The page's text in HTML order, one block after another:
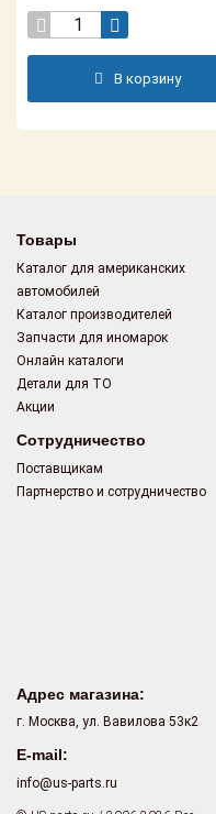
Как оформить
В корзину
Товары
Каталог для американских
автомобилей
Каталог производителей
Запчасти для иномарок
Онлайн каталоги
Детали для ТО
Акции
Сотрудничество
Поставщикам
Партнерство и сотрудничество
Адрес магазина:
г. Москва, ул. Вавилова 53к2
E-mail:
info@us-parts.ru